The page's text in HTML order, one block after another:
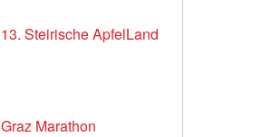
13. Steirische ApfelLand
Graz Marathon